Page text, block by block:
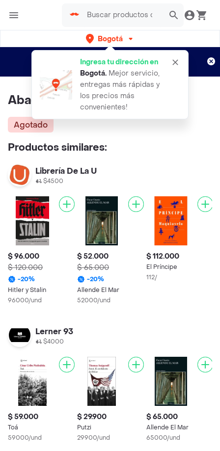
Bogotá
Ingresa tu dirección en
Bogotá. Mejor servicio,
entregas más rápidas y
los precios más
convenientes!
envíos gratis por semanas
Aplican TyC
Abaddón, el exterminador
Agotado
Productos similares:
Librería De La U
$4500
$ 96.000
$ 120.000
-20%
Hitler y Stalin
96000/und
$ 52.000
$ 65.000
-20%
Allende El Mar
52000/und
$ 112.000
El Príncipe
112/
Lerner 93
$4000
$ 59.000
Toá
59000/und
$ 29.900
Putzi
29900/und
$ 65.000
Allende El Mar
65000/und